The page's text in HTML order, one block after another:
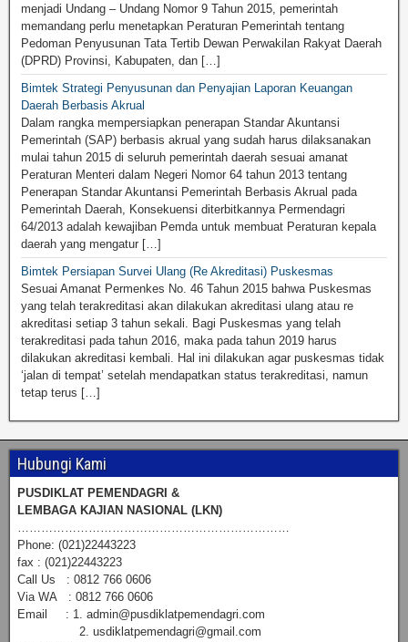
menjadi Undang – Undang Nomor 9 Tahun 2015, pemerintah
memandang perlu menetapkan Peraturan Pemerintah tentang
Pedoman Penyusunan Tata Tertib Dewan Perwakilan Rakyat Daerah
(DPRD) Provinsi, Kabupaten, dan […]
Bimtek Strategi Penyusunan dan Penyajian Laporan Keuangan
Daerah Berbasis Akrual
Dalam rangka mempersiapkan penerapan Standar Akuntansi
Pemerintah (SAP) berbasis akrual yang sudah harus dilaksanakan
mulai tahun 2015 di seluruh pemerintah daerah sesuai amanat
Peraturan Menteri dalam Negeri Nomor 64 tahun 2013 tentang
Penerapan Standar Akuntansi Pemerintah Berbasis Akrual pada
Pemerintah Daerah, Konsekuensi diterbitkannya Permendagri
64/2013 adalah kewajiban Pemda untuk membuat Peraturan kepala
daerah yang mengatur […]
Bimtek Persiapan Survei Ulang (Re Akreditasi) Puskesmas
Sesuai Amanat Permenkes No. 46 Tahun 2015 bahwa Puskesmas
yang telah terakreditasi akan dilakukan akreditasi ulang atau re
akreditasi setiap 3 tahun sekali. Bagi Puskesmas yang telah
terakreditasi pada tahun 2016, maka pada tahun 2019 harus
dilakukan akreditasi kembali. Hal ini dilakukan agar puskesmas tidak
‘jalan di tempat’ setelah mendapatkan status terakreditasi, namun
tetap terus […]
Hubungi Kami
PUSDIKLAT PEMENDAGRI &
LEMBAGA KAJIAN NASIONAL (LKN)
……………………………………………………………
Phone: (021)22443223
fax : (021)22443223
Call Us : 0812 766 0606
Via WA : 0812 766 0606
Email : 1. admin@pusdiklatpemendagri.com
2. usdiklatpemendagri@gmail.com